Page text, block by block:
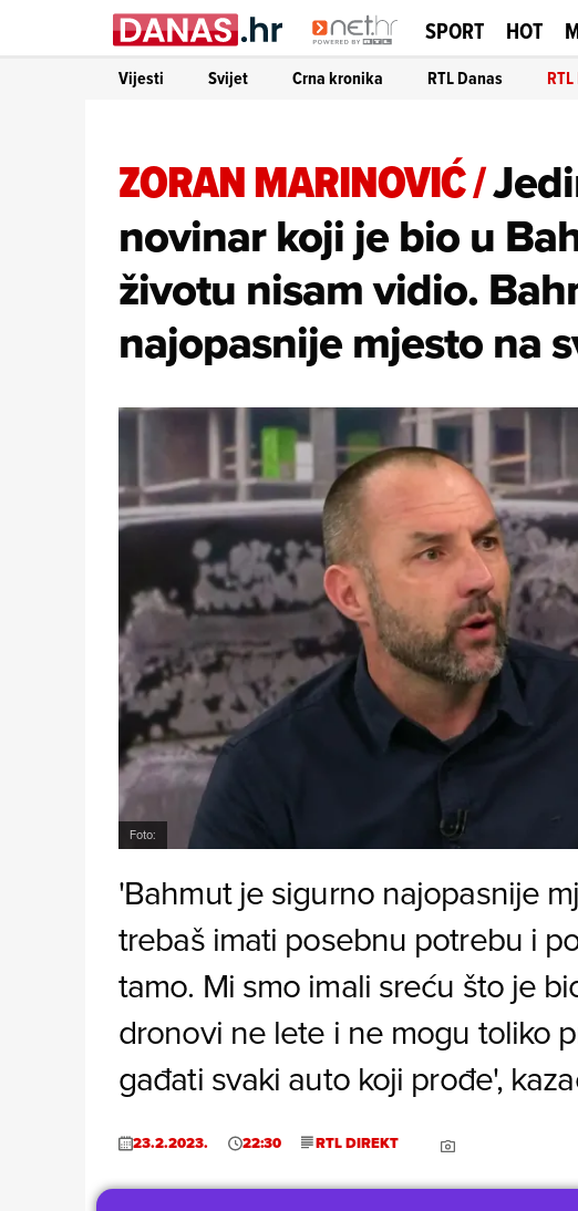
SPORT HOT
Vijesti Svijet Crna kronika RTL Danas
ZORAN MARINOVIĆ/
novinar koji je bio u
životu nisam vidio.
najopasnije mjesto na
Foto:
'Bahmut je sigurno najopasnije
trebaš imati posebnu potrebu i
tamo. Mi smo imali sreću što je
dronovi ne lete i ne mogu toliko
gađati svaki auto koji prođe',
23.2.2023. 22:30 RTL DIREKT